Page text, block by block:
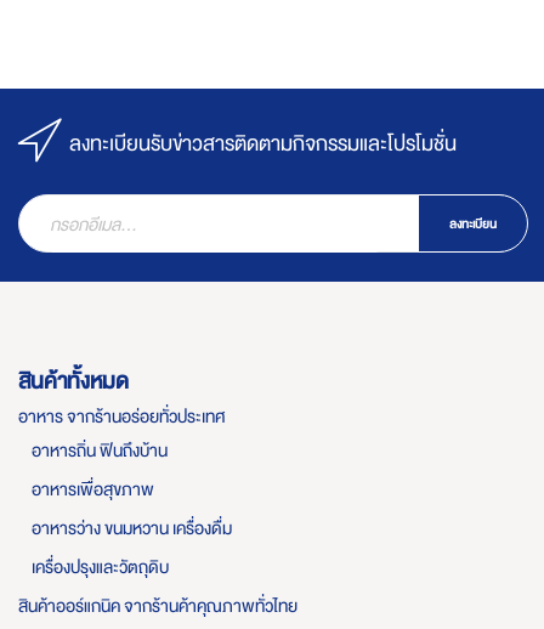
ลงทะเบียนรับข่าวสารติดตามกิจกรรมและโปรโมชั่น
ลงทะเบียน
สินค้าทั้งหมด
อาหาร จากร้านอร่อยทั่วประเทศ
อาหารถิ่น ฟินถึงบ้าน
อาหารเพื่อสุขภาพ
อาหารว่าง ขนมหวาน เครื่องดื่ม
เครื่องปรุงและวัตถุดิบ
สินค้าออร์แกนิค จากร้านค้าคุณภาพทั่วไทย